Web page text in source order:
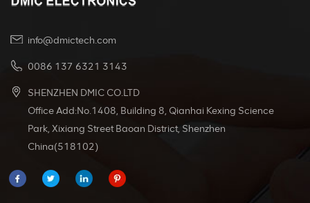
info@dmictech.com
0086 137 6321 3143
SHENZHEN DMIC CO.LTD
Office Add:No.1408, Building 8, Qianhai Kexing Science
Park, Xixiang Street Baoan District, Shenzhen
China(518102)